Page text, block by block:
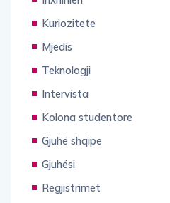
Kuriozitete
Mjedis
Teknologji
Intervista
Kolona studentore
Gjuhë shqipe
Gjuhësi
Regjistrimet